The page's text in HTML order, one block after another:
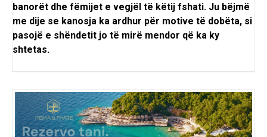
banorët dhe fëmijet e vegjël të këtij fshati. Ju bëjmë
me dije se kanosja ka ardhur për motive të dobëta, si
pasojë e shëndetit jo të mirë mendor që ka ky
shtetas.